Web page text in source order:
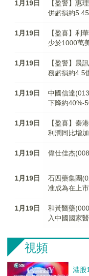
1月19日
【盈警】惠
併虧損約
1月19日
【盈喜】利
少於1000萬
1月19日
【盈警】晨
務虧損約4.5
1月19日
中國信達
下降約40%-
1月19日
【盈喜】秦
利潤同比增
1月19日 偉仕佳杰
1月19日
石四藥集團
准成為在上
1月19日
和黃醫藥
入中國國家
視頻
港股